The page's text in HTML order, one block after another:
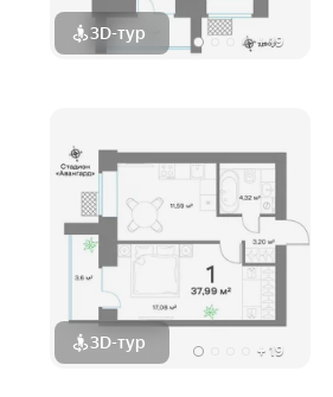
3D-тур +19
3D-тур + 19